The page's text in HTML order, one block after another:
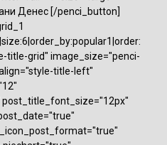
Денес [/penci_button]
title-grid" image_size="penci-
title-left"